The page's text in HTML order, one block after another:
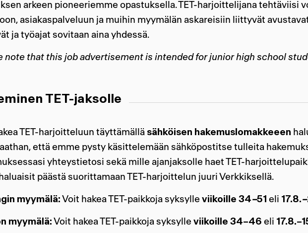
arkeen pioneeriemme opastuksella. TET-harjoittelijana tehtäviisi
asiakaspalveluun ja muihin myymälän askareisiin liittyvät
ja työajat sovitaan aina yhdessä.
note that this job advertisement is intended for junior high school
TET-jaksolle
TET-harjoitteluun täyttämällä sähköisen hakemuslomakkeeen
että emme pysty käsittelemään sähköpostitse tulleita
yhteystietosi sekä mille ajanjaksolle haet TET-
päästä suorittamaan TET-harjoittelun juuri Verkkiksellä.
myymälä: Voit hakea TET-paikkoja syksylle viikoille 34–51 eli 17.8.–
myymälä: Voit hakea TET-paikkoja syksylle viikoille 34–46 eli